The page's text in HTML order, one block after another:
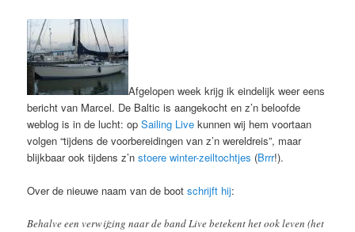
Afgelopen week krijg ik eindelijk weer eens
bericht van Marcel. De Baltic is aangekocht en z’n beloofde
weblog is in de lucht: opSailing Live kunnen wij hem voortaan
volgen “tijdens de voorbereidingen van z’n wereldreis”, maar
blijkbaar ook tijdens z’nstoere winter-zeiltochtjes (Brrr!).
Over de nieuwe naam van de bootschrijft hij:
Behalve een verwijzing naar de band Live betekent het ook leven (het